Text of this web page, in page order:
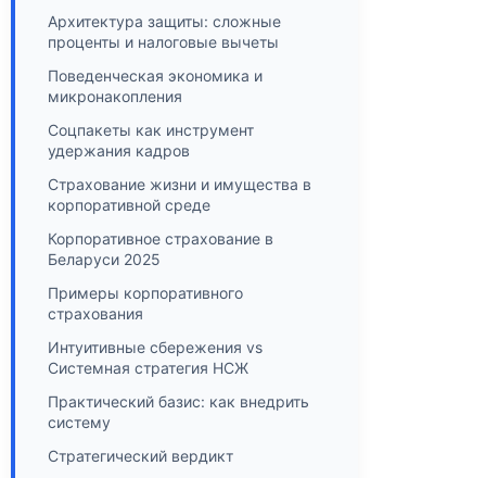
Архитектура защиты: сложные
проценты и налоговые вычеты
Поведенческая экономика и
микронакопления
Соцпакеты как инструмент
удержания кадров
Страхование жизни и имущества в
корпоративной среде
Корпоративное страхование в
Беларуси 2025
Примеры корпоративного
страхования
Интуитивные сбережения vs
Системная стратегия НСЖ
Практический базис: как внедрить
систему
Стратегический вердикт